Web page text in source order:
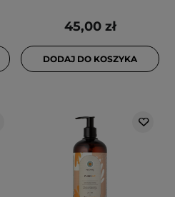
45,00 zł
DODAJ DO KOSZYKA